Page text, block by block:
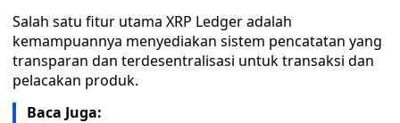
Salah satu fitur utama XRP Ledger adalah
kemampuannya menyediakan sistem pencatatan yang
transparan dan terdesentralisasi untuk transaksi dan
pelacakan produk.
Baca Juga: